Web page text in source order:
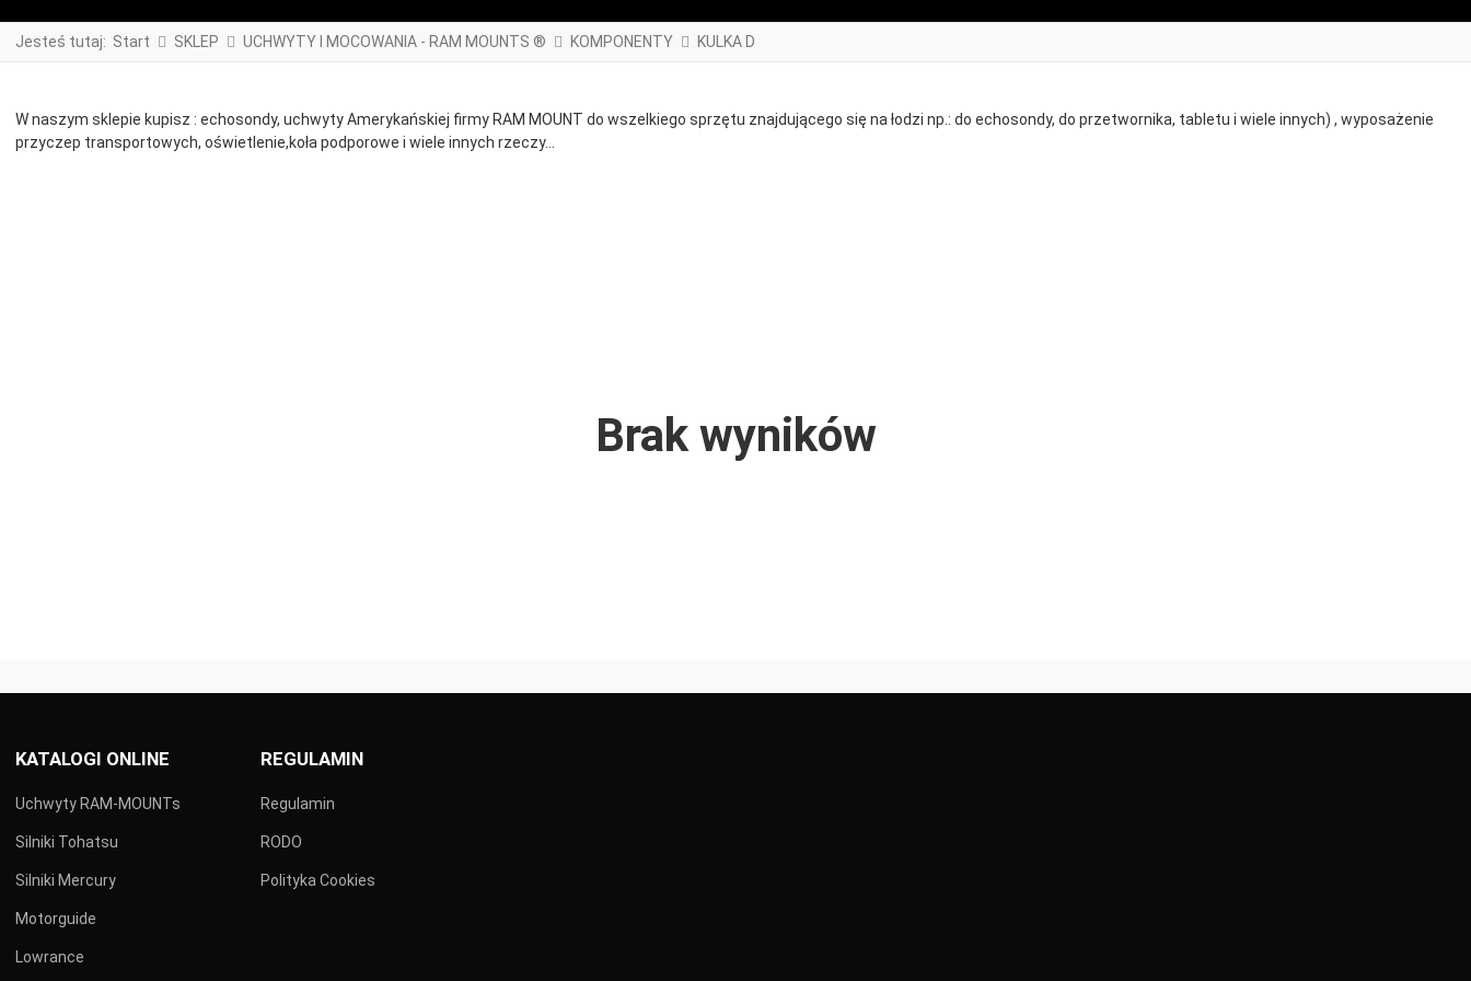
Jesteś tutaj: Start SKLEP UCHWYTY I MOCOWANIA - RAM MOUNTS ® KOMPONENTY KULKA D
W naszym sklepie kupisz : echosondy, uchwyty Amerykańskiej firmy RAM MOUNT do wszelkiego sprzętu znajdującego się na łodzi np.: do echosondy, do przetwornika, tabletu i wiele innych) , wyposażenie
przyczep transportowych, oświetlenie,koła podporowe i wiele innych rzeczy...
Brak wyników
KATALOGI ONLINE
Uchwyty RAM-MOUNTs
Silniki Tohatsu
Silniki Mercury
Motorguide
Lowrance
REGULAMIN
Regulamin
RODO
Polityka Cookies